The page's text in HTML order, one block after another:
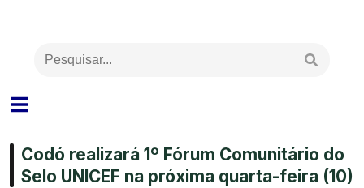
Codó realizará 1º Fórum Comunitário do
Selo UNICEF na próxima quarta-feira (10)